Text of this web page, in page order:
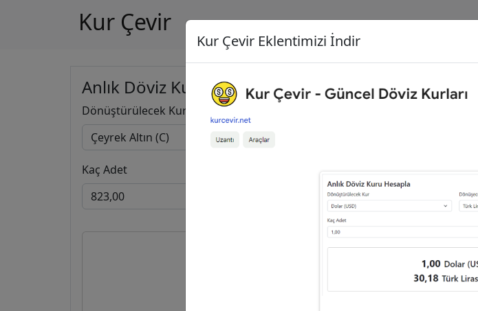
Kur Çevir
Anlık Döviz Kuru Hesapla
Dönüştürülecek Kur
Kaç Adet
Çeyrek Altın (C)
Kur Çevir Eklentimizi İndir